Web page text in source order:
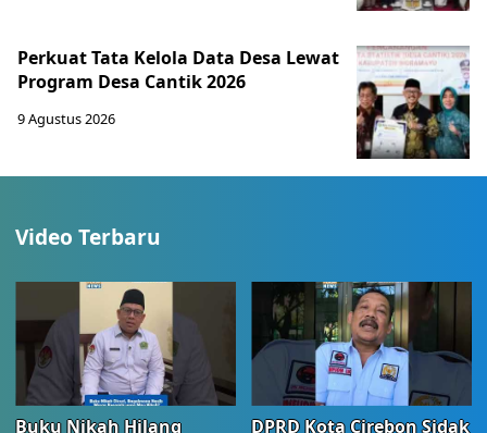
Perkuat Tata Kelola Data Desa Lewat
Program Desa Cantik 2026
9 Agustus 2026
Video Terbaru
Buku Nikah Hilang DPRD Kota Cirebon Sidak